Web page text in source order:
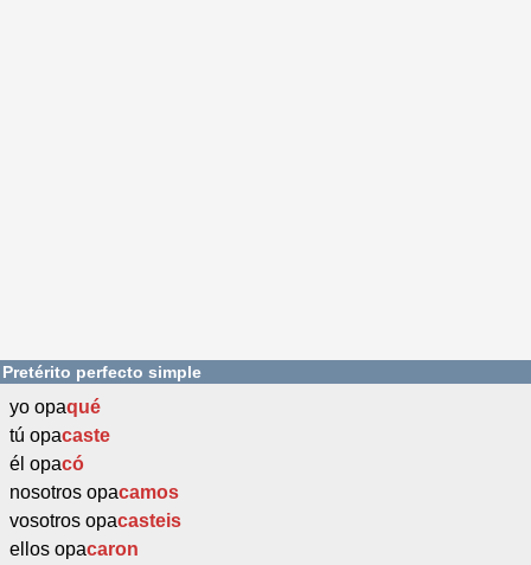
Pretérito perfecto simple
yo opaqué
tú opacaste
él opacó
nosotros opacamos
vosotros opacasteis
ellos opacaron